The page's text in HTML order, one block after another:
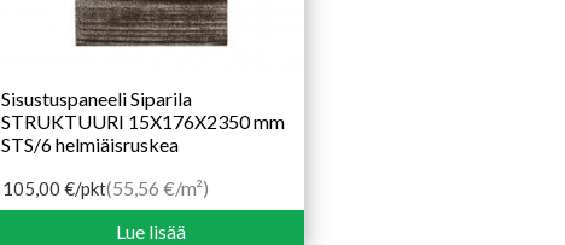
Sisustuspaneeli Siparila
STRUKTUURI 15X176X2350 mm
STS/6 helmiäisruskea
105,00 €/pkt(55,56 €/m²)
Lue lisää